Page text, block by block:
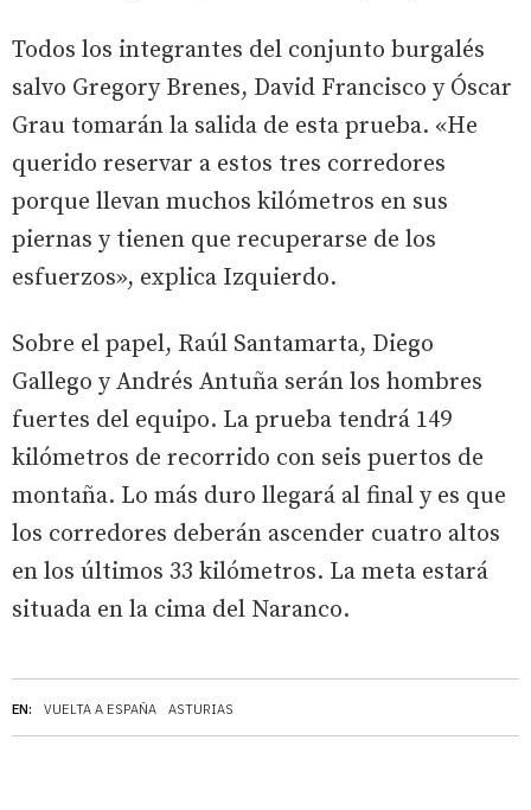
EN: VUELTA A ESPAÑA ASTURIAS
Todos los integrantes del conjunto burgalés
salvo Gregory Brenes, David Francisco y Óscar
Grau tomarán la salida de esta prueba. «He
querido reservar a estos tres corredores
porque llevan muchos kilómetros en sus
piernas y tienen que recuperarse de los
esfuerzos», explica Izquierdo.
Sobre el papel, Raúl Santamarta, Diego
Gallego y Andrés Antuña serán los hombres
fuertes del equipo. La prueba tendrá 149
kilómetros de recorrido con seis puertos de
montaña. Lo más duro llegará al final y es que
los corredores deberán ascender cuatro altos
en los últimos 33 kilómetros. La meta estará
situada en la cima del Naranco.